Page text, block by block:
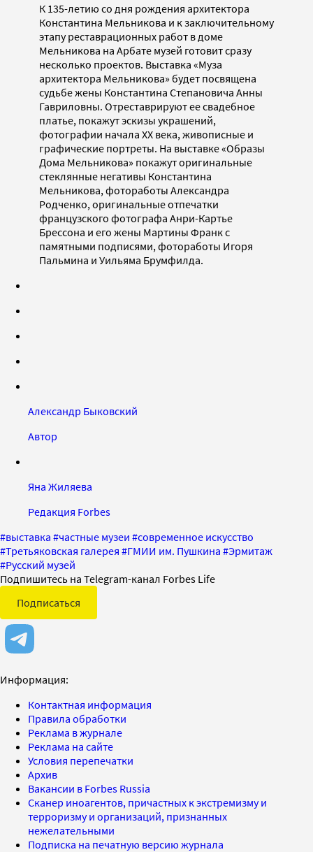
К 135-летию со дня рождения архитектора
Константина Мельникова и к заключительному
этапу реставрационных работ в доме
Мельникова на Арбате музей готовит сразу
несколько проектов. Выставка «Муза
архитектора Мельникова» будет посвящена
судьбе жены Константина Степановича Анны
Гавриловны. Отреставрируют ее свадебное
платье, покажут эскизы украшений,
фотографии начала XX века, живописные и
графические портреты. На выставке «Образы
Дома Мельникова» покажут оригинальные
стеклянные негативы Константина
Мельникова, фотоработы Александра
Родченко, оригинальные отпечатки
французского фотографа Анри-Картье
Брессона и его жены Мартины Франк с
памятными подписями, фотоработы Игоря
Пальмина и Уильяма Брумфилда.
Александр Быковский
Автор
Яна Жиляева
Редакция Forbes
#выставка #частные музеи #современное искусство
#Третьяковская галерея #ГМИИ им. Пушкина #Эрмитаж
#Русский музей
Подпишитесь на Telegram-канал Forbes Life
Подписаться
Информация:
Контактная информация
Правила обработки
Реклама в журнале
Реклама на сайте
Условия перепечатки
Архив
Вакансии в Forbes Russia
Сканер иноагентов, причастных к экстремизму и
терроризму и организаций, признанных
нежелательными
Подписка на печатную версию журнала